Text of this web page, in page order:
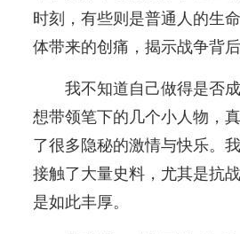
时刻，有些则是普通人的生
体带来的创痛，揭示战争背
我不知道自己做得是否
想带领笔下的几个小人物，
了很多隐秘的激情与快乐。
接触了大量史料，尤其是抗
是如此丰厚。